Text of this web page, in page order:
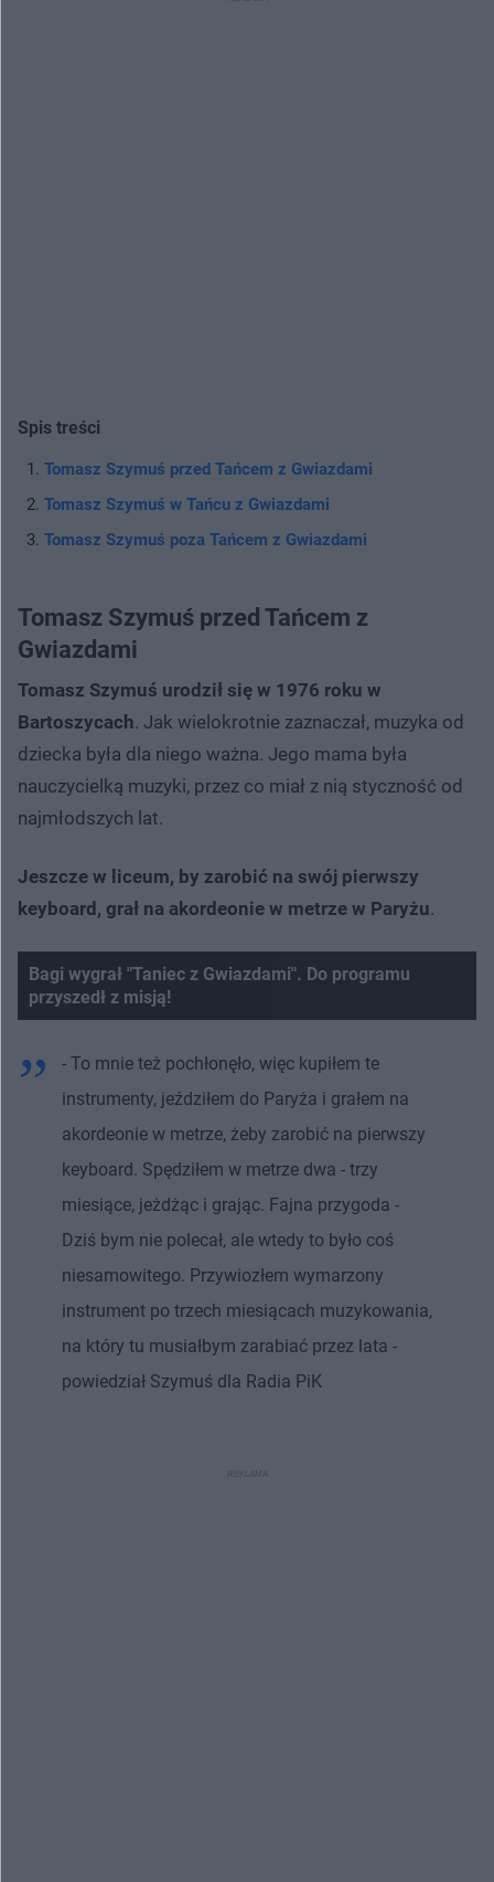
Spis treści
Tomasz Szymuś przed Tańcem z Gwiazdami
Tomasz Szymuś w Tańcu z Gwiazdami
Tomasz Szymuś poza Tańcem z Gwiazdami
Tomasz Szymuś przed Tańcem z
Gwiazdami
Tomasz Szymuś urodził się w 1976 roku w
Bartoszycach. Jak wielokrotnie zaznaczał, muzyka od
dziecka była dla niego ważna. Jego mama była
nauczycielką muzyki, przez co miał z nią styczność od
najmłodszych lat.
Jeszcze w liceum, by zarobić na swój pierwszy
keyboard, grał na akordeonie w metrze w Paryżu.
Bagi wygrał "Taniec z Gwiazdami". Do programu
przyszedł z misją!
- To mnie też pochłonęło, więc kupiłem te
instrumenty, jeździłem do Paryża i grałem na
akordeonie w metrze, żeby zarobić na pierwszy
keyboard. Spędziłem w metrze dwa - trzy
miesiące, jeżdżąc i grając. Fajna przygoda -
Dziś bym nie polecał, ale wtedy to było coś
niesamowitego. Przywiozłem wymarzony
instrument po trzech miesiącach muzykowania,
na który tu musiałbym zarabiać przez lata -
powiedział Szymuś dla Radia PiK